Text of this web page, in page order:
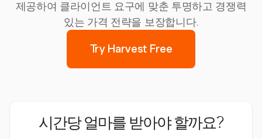
제공하여 클라이언트 요구에 맞춘 투명하고 경쟁력
있는 가격 전략을 보장합니다.
Try Harvest Free
시간당 얼마를 받아야 할까요?